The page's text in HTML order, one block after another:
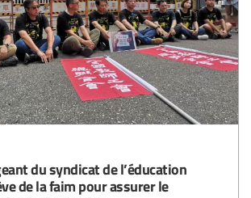
du syndicat de l’éducation
de la faim pour assurer le